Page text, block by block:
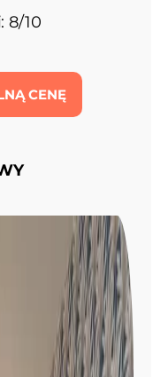
: 8/10
CENĘ